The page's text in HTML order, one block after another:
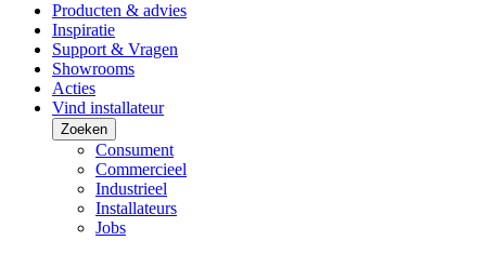
Producten & advies
Inspiratie
Support & Vragen
Showrooms
Acties
Vind installateur
Zoeken
Consument
Commercieel
Industrieel
Installateurs
Jobs